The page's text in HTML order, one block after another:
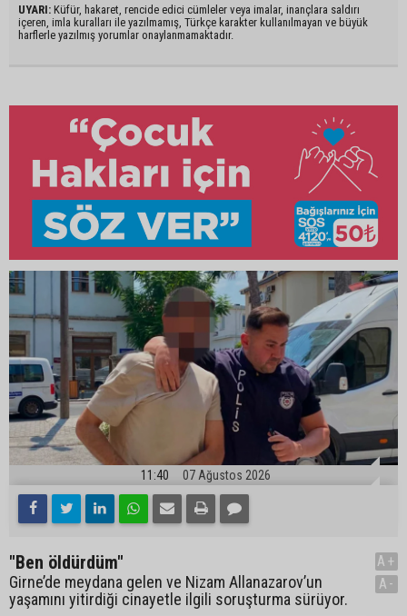
UYARI: Küfür, hakaret, rencide edici cümleler veya imalar, inançlara saldırı
içeren, imla kuralları ile yazılmamış, Türkçe karakter kullanılmayan ve büyük
harflerle yazılmış yorumlar onaylanmamaktadır.
11:40 07 Ağustos 2026
"Ben öldürdüm"
Girne’de meydana gelen ve Nizam Allanazarov’un
yaşamını yitirdiği cinayetle ilgili soruşturma sürüyor.
A+
A-